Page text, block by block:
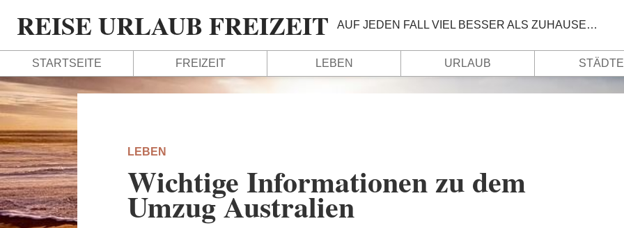
REISE URLAUB FREIZEIT AUF JEDEN FALL VIEL BESSER ALS ZUHAUSE…
STARTSEITE FREIZEIT LEBEN URLAUB STÄDTE
LEBEN
Wichtige Informationen zu dem
Umzug Australien